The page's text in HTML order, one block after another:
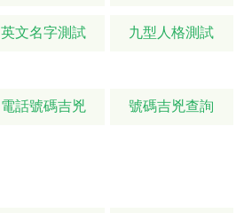
英文名字測試 九型人格測試
電話號碼吉兇 號碼吉兇查詢